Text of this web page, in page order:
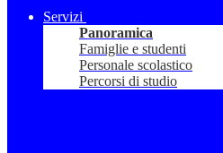
Servizi
Panoramica
Famiglie e studenti
Personale scolastico
Percorsi di studio